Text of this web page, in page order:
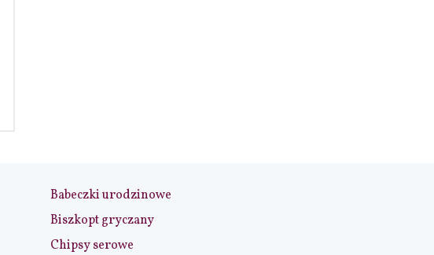
Babeczki urodzinowe
Biszkopt gryczany
Chipsy serowe